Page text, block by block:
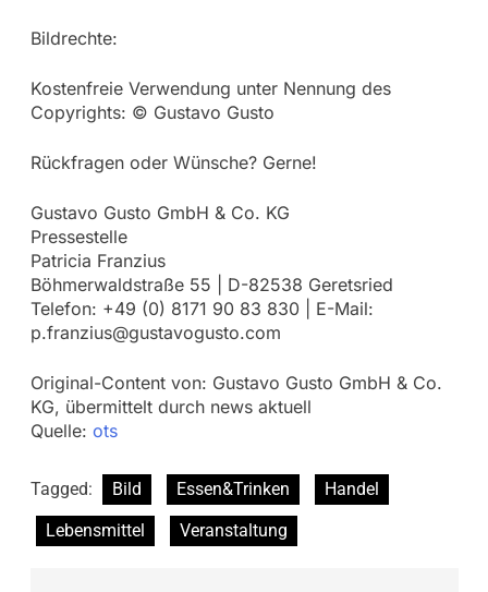
Bildrechte:
Kostenfreie Verwendung unter Nennung des
Copyrights: © Gustavo Gusto
Rückfragen oder Wünsche? Gerne!
Gustavo Gusto GmbH & Co. KG
Pressestelle
Patricia Franzius
Böhmerwaldstraße 55 | D-82538 Geretsried
Telefon: +49 (0) 8171 90 83 830 | E-Mail:
p.franzius@gustavogusto.com
Original-Content von: Gustavo Gusto GmbH & Co.
KG, übermittelt durch news aktuell
Quelle: ots
Tagged: Bild Essen&Trinken
Handel
Lebensmittel
Veranstaltung